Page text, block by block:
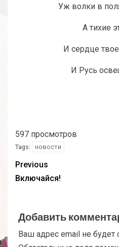
Уж волки в
А тихие
И сердце
И Русь
Л.А.
597 просмотров
Tags: новости
Previous
Включайся!
Добавить
Ваш адрес email не будет